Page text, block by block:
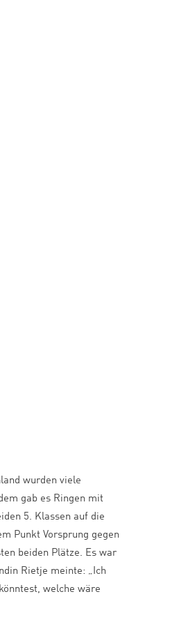
wurden viele
gab es Ringen mit
5. Klassen auf die
Punkt Vorsprung gegen
beiden Plätze. Es war
Rietje meinte: „Ich
welche wäre